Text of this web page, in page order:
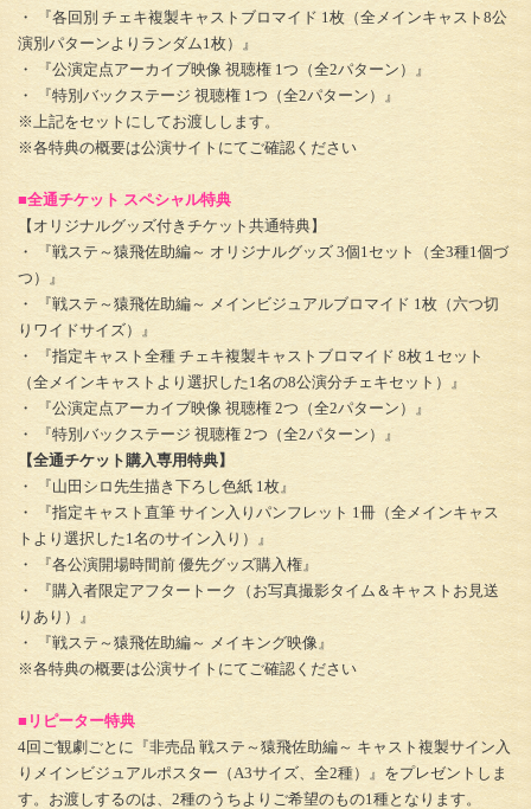
・ 『各回別 チェキ複製キャストブロマイド 1枚（全メインキャスト8公
演別パターンよりランダム1枚）』
・ 『公演定点アーカイブ映像 視聴権 1つ（全2パターン）』
・ 『特別バックステージ 視聴権 1つ（全2パターン）』
※上記をセットにしてお渡しします。
※各特典の概要は公演サイトにてご確認ください
■全通チケット スペシャル特典
【オリジナルグッズ付きチケット共通特典】
・ 『戦ステ～猿飛佐助編～ オリジナルグッズ 3個1セット（全3種1個づ
つ）』
・ 『戦ステ～猿飛佐助編～ メインビジュアルブロマイド 1枚（六つ切
りワイドサイズ）』
・ 『指定キャスト全種 チェキ複製キャストブロマイド 8枚１セット
（全メインキャストより選択した1名の8公演分チェキセット）』
・ 『公演定点アーカイブ映像 視聴権 2つ（全2パターン）』
・ 『特別バックステージ 視聴権 2つ（全2パターン）』
【全通チケット購入専用特典】
・ 『山田シロ先生描き下ろし色紙 1枚』
・ 『指定キャスト直筆 サイン入りパンフレット 1冊（全メインキャス
トより選択した1名のサイン入り）』
・ 『各公演開場時間前 優先グッズ購入権』
・ 『購入者限定アフタートーク（お写真撮影タイム＆キャストお見送
りあり）』
・ 『戦ステ～猿飛佐助編～ メイキング映像』
※各特典の概要は公演サイトにてご確認ください
■リピーター特典
4回ご観劇ごとに『非売品 戦ステ～猿飛佐助編～ キャスト複製サイン入
りメインビジュアルポスター（A3サイズ、全2種）』をプレゼントしま
す。お渡しするのは、2種のうちよりご希望のもの1種となります。